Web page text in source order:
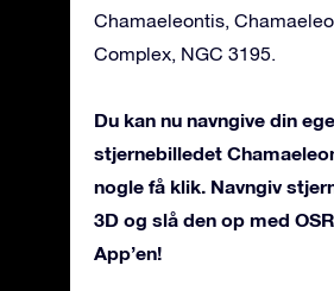
Chamaeleontis,
Complex, NGC 3195.
Du kan nu navngive din
stjernebilledet
nogle få klik. Navngiv
3D og slå den op med
App’en!